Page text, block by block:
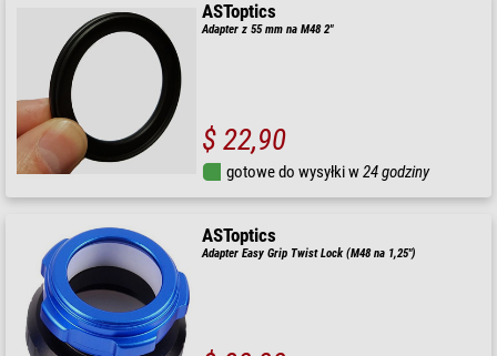
ASToptics
Adapter z 55 mm na M48 2"
$ 22,90
gotowe do wysyłki w24 godziny
ASToptics
Adapter Easy Grip Twist Lock (M48 na 1,25")